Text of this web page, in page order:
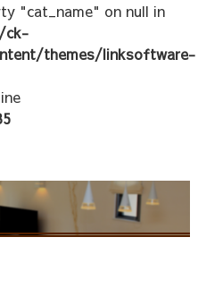
"cat_name" on null in
ck-
themes/linksoftware-